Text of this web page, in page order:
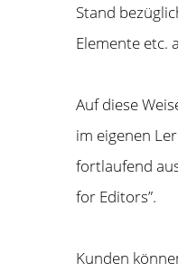
Stand
Elemente etc.
Auf diese
im eigenen
fortlaufend
for Editors”.
Kunden